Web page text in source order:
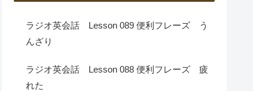
ラジオ英会話 Lesson 089 便利フレーズ う
んざり
ラジオ英会話 Lesson 088 便利フレーズ 疲
れた